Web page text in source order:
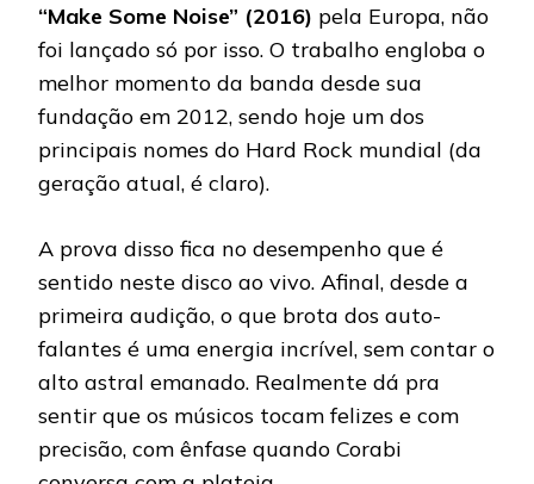
“Make Some Noise” (2016) pela Europa, não
foi lançado só por isso. O trabalho engloba o
melhor momento da banda desde sua
fundação em 2012, sendo hoje um dos
principais nomes do Hard Rock mundial (da
geração atual, é claro).
A prova disso fica no desempenho que é
sentido neste disco ao vivo. Afinal, desde a
primeira audição, o que brota dos auto-
falantes é uma energia incrível, sem contar o
alto astral emanado. Realmente dá pra
sentir que os músicos tocam felizes e com
precisão, com ênfase quando Corabi